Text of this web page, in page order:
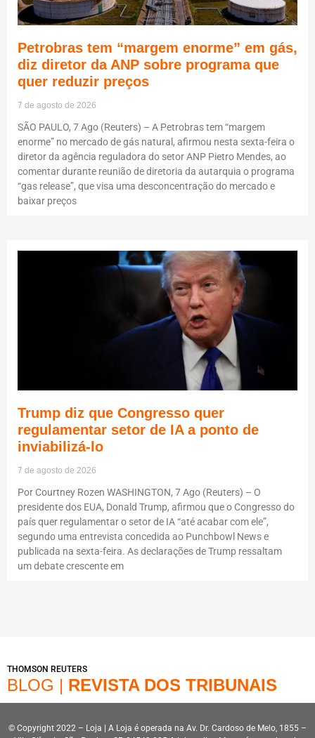
Petrobras tem “margem enorme” em gás,
diz diretor da ANP sobre programa que
quer reduzir preços
7 de agosto de 2026
SÃO PAULO, 7 Ago (Reuters) – A Petrobras tem “margem
enorme” no mercado de gás natural, afirmou nesta sexta-feira o
diretor da agência reguladora do setor ANP Pietro Mendes, ao
comentar durante reunião de diretoria da autarquia o programa
“gas release”, que visa uma desconcentração do mercado e
baixar preços
Trump diz que Congresso quer
regulamentar setor de IA a ponto de
inviabilizá-lo
7 de agosto de 2026
Por Courtney Rozen WASHINGTON, 7 Ago (Reuters) – O
presidente dos EUA, Donald Trump, afirmou que o Congresso do
país quer regulamentar o setor de IA “até acabar com ele”,
segundo uma entrevista concedida ao Punchbowl News e
publicada na sexta-feira. As declarações de Trump ressaltam
um debate crescente em
THOMSON REUTERS
BLOG | REVISTA DOS TRIBUNAIS
© Copyright 2022 – Loja | A Loja é operada na Av. Dr. Cardoso de Melo, 1855 –